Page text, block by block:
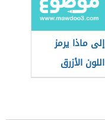
إلى ماذا يرمز
اللون الأزرق